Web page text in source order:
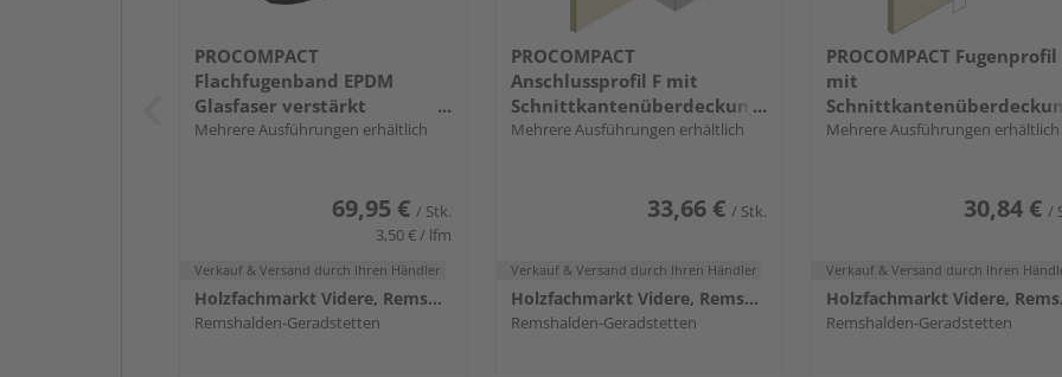
PROCOMPACT
Flachfugenband EPDM
Glasfaser verstärkt
selbstklebend 0,75mm,
Mehrere Ausführungen erhältlich
69,95 € / Stk.
3,50 € / lfm
Verkauf & Versand durch Ihren Händler
Holzfachmarkt Videre, Remshalden
Remshalden-Geradstetten
PROCOMPACT
Anschlussprofil F mit
Schnittkantenüberdeckung,
Länge 3055mm
Mehrere Ausführungen erhältlich
33,66 € / Stk.
Verkauf & Versand durch Ihren Händler
Holzfachmarkt Videre, Remshalden
Remshalden-Geradstetten
PROCOMPACT Fugenprofil
mit
Länge 3055mm
Mehrere Ausführungen erhältlich
30,84 € /
Verkauf & Versand durch Ihren
Remshalden-Geradstetten